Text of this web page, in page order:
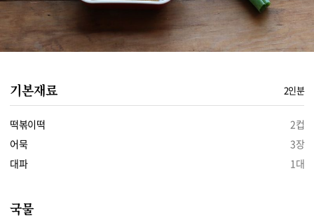
기본재료 2인분
떡볶이떡
2컵
어묵
3장
대파
1대
국물